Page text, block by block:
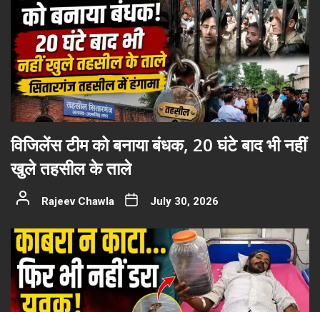
विजिलेंस टीम को बनाया बंधक, 20 घंटे बाद भी नहीं
खुले तहसील के ताले
Rajeev Chawla July 30, 2026